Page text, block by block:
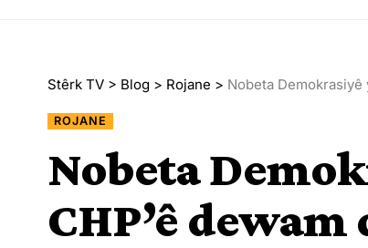
Stêrk TV > Blog > Rojane > Nobeta Demokrasiyê
ROJANE
Nobeta
CHP’ê dewam